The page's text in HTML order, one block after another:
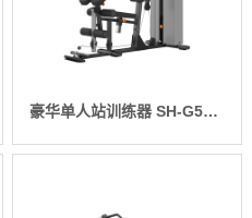
豪华单人站训练器 SH-G5201